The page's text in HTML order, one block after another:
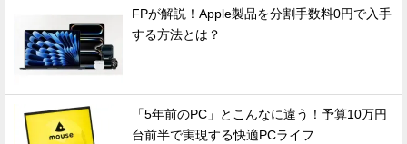
FPが解説！Apple製品を分割手数料0円で入手
する方法とは？
「5年前のPC」とこんなに違う！予算10万円
台前半で実現する快適PCライフ